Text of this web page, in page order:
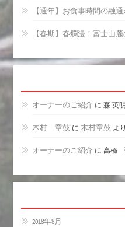
【通年】お食事時間の融
【春期】春爛漫！富士山
オーナーのご紹介 に 森 英明
木村 章鼓に 木村章鼓より
オーナーのご紹介 に 高橋
2018年8月